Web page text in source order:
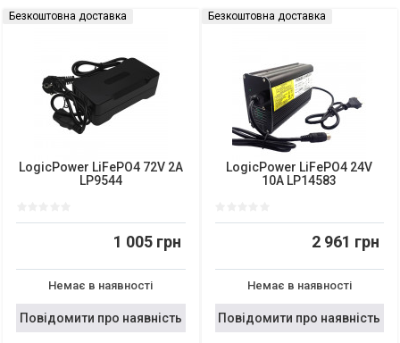
Безкоштовна доставка
LogicPower LiFePO4 72V 2A
LP9544
1 005 грн
Немає в наявності
Повідомити про наявність
Безкоштовна доставка
LogicPower LiFePO4 24V
10A LP14583
2 961 грн
Немає в наявності
Повідомити про наявність